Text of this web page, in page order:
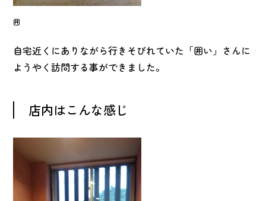
囲
自宅近くにありながら行きそびれていた「囲い」さんに
ようやく訪問する事ができました。
店内はこんな感じ